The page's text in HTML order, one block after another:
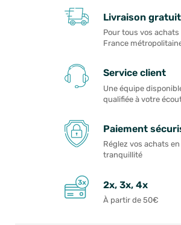
Livraison
Pour tous vos achats
France
Service client
Une équipe
qualifiée à votre
Paiement
Réglez vos achats
tranquillité
2x, 3x, 4x
À partir de 50€